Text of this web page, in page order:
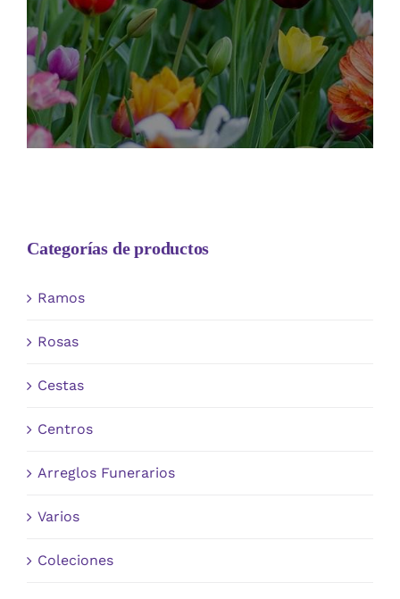
Categorías de productos
Ramos
Rosas
Cestas
Centros
Arreglos Funerarios
Varios
Coleciones